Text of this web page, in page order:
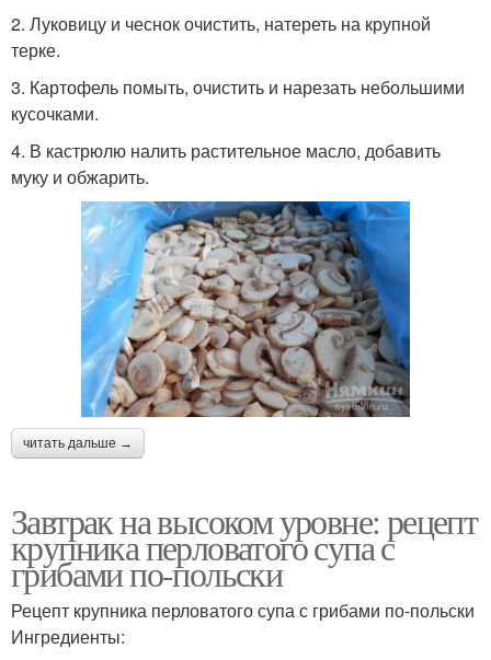
2. Луковицу и чеснок очистить, натереть на крупной
терке.
3. Картофель помыть, очистить и нарезать небольшими
кусочками.
4. В кастрюлю налить растительное масло, добавить
муку и обжарить.
читать дальше →
Завтрак на высоком уровне: рецепт
крупника перловатого супа с
грибами по-польски
Рецепт крупника перловатого супа с грибами по-польски
Ингредиенты: